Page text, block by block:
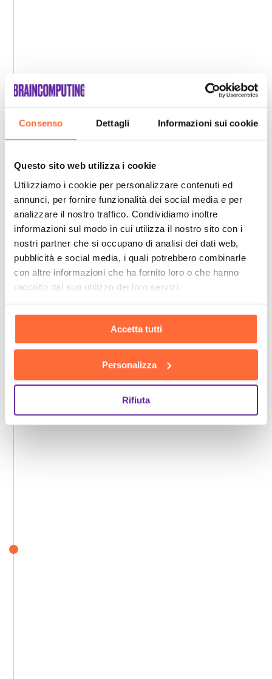
Consenso Dettagli Informazioni sui cookie
Questo sito web utilizza i cookie
Utilizziamo i cookie per personalizzare contenuti ed
annunci, per fornire funzionalità dei social media e per
analizzare il nostro traffico. Condividiamo inoltre
informazioni sul modo in cui utilizza il nostro sito con i
nostri partner che si occupano di analisi dei dati web,
pubblicità e social media, i quali potrebbero combinarle
con altre informazioni che ha fornito loro o che hanno
raccolto dal suo utilizzo dei loro servizi.
Accetta tutti
Personalizza
Rifiuta